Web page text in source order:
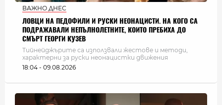
ВАЖНО ДНЕС
ЛОВЦИ НА ПЕДОФИЛИ И РУСКИ НЕОНАЦИСТИ. НА КОГО СА
ПОДРАЖАВАЛИ НЕПЪЛНОЛЕТНИТЕ, КОИТО ПРЕБИХА ДО
СМЪРТ ГЕОРГИ КУЗЕВ
Тийнейджърите са използвали жестове и методи,
характерни за руски неонацистки движения
18:04 - 09.08.2026